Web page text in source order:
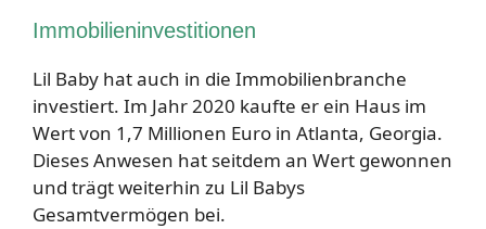
Immobilieninvestitionen
Lil Baby hat auch in die Immobilienbranche
investiert. Im Jahr 2020 kaufte er ein Haus im
Wert von 1,7 Millionen Euro in Atlanta, Georgia.
Dieses Anwesen hat seitdem an Wert gewonnen
und trägt weiterhin zu Lil Babys
Gesamtvermögen bei.